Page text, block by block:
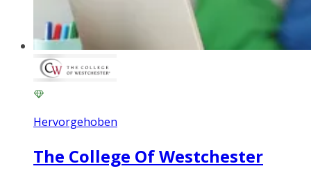
Hervorgehoben
The College Of Westchester